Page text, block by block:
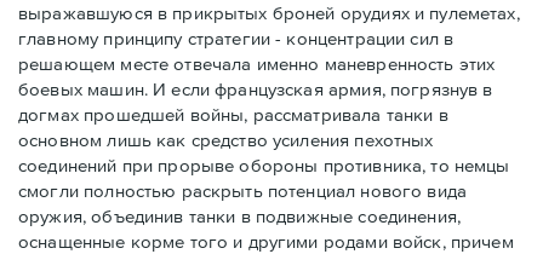
выражавшуюся в прикрытых броней орудиях и пулеметах,
главному принципу стратегии - концентрации сил в
решающем месте отвечала именно маневренность этих
боевых машин. И если французская армия, погрязнув в
догмах прошедшей войны, рассматривала танки в
основном лишь как средство усиления пехотных
соединений при прорыве обороны противника, то немцы
смогли полностью раскрыть потенциал нового вида
оружия, объединив танки в подвижные соединения,
оснащенные корме того и другими родами войск, причем